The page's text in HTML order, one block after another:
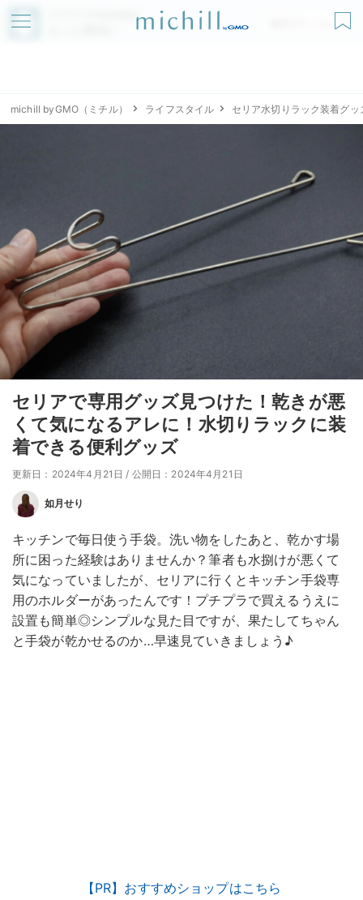
アプリでmichillが
無料ダウンロード
michill byGMO（ミチル） ライフスタイル セリア水切りラック装着グッ
セリアで専用グッズ見つけた！乾きが悪
くて気になるアレに！水切りラックに装
着できる便利グッズ
更新日：2024年4月21日 / 公開日：2024年4月21日
如月せり
キッチンで毎日使う手袋。洗い物をしたあと、乾かす場
所に困った経験はありませんか？筆者も水捌けが悪くて
気になっていましたが、セリアに行くとキッチン手袋専
用のホルダーがあったんです！プチプラで買えるうえに
設置も簡単◎シンプルな見た目ですが、果たしてちゃん
と手袋が乾かせるのか…早速見ていきましょう♪
【PR】おすすめショップはこちら